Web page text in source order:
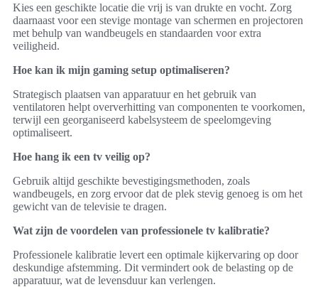
Kies een geschikte locatie die vrij is van drukte en vocht. Zorg
daarnaast voor een stevige montage van schermen en projectoren
met behulp van wandbeugels en standaarden voor extra
veiligheid.
Hoe kan ik mijn gaming setup optimaliseren?
Strategisch plaatsen van apparatuur en het gebruik van
ventilatoren helpt oververhitting van componenten te voorkomen,
terwijl een georganiseerd kabelsysteem de speelomgeving
optimaliseert.
Hoe hang ik een tv veilig op?
Gebruik altijd geschikte bevestigingsmethoden, zoals
wandbeugels, en zorg ervoor dat de plek stevig genoeg is om het
gewicht van de televisie te dragen.
Wat zijn de voordelen van professionele tv kalibratie?
Professionele kalibratie levert een optimale kijkervaring op door
deskundige afstemming. Dit vermindert ook de belasting op de
apparatuur, wat de levensduur kan verlengen.